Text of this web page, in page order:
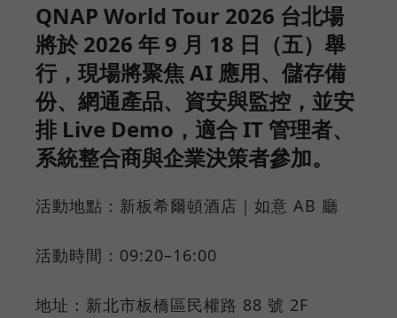
QNAP World Tour 2026 台北場
將於 2026 年 9 月 18 日（五）舉
行，現場將聚焦 AI 應用、儲存備
份、網通產品、資安與監控，並安
排 Live Demo，適合 IT 管理者、
系統整合商與企業決策者參加。
活動地點：新板希爾頓酒店｜如意 AB 廳
活動時間：09:20–16:00
地址：新北市板橋區民權路 88 號 2F